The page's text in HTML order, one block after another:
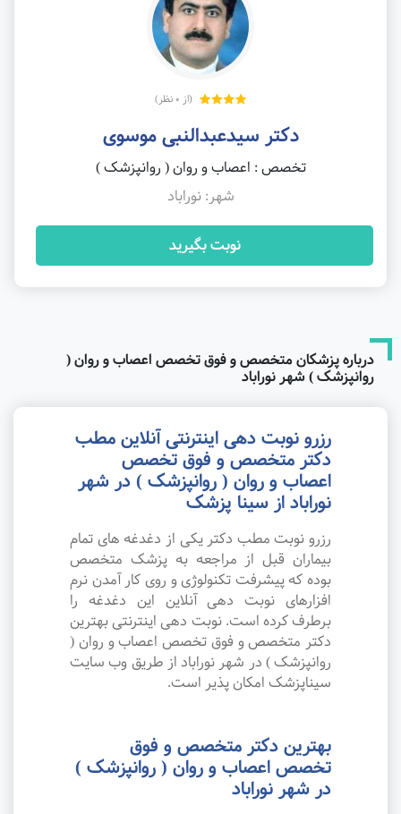
(از 0 نظر)
دکتر سیدعبدالنبی موسوی
تخصص : اعصاب و روان ( روانپزشک )
شهر: نوراباد
نوبت بگیرید
درباره پزشکان متخصص و فوق تخصص اعصاب و روان (
روانپزشک ) شهر نوراباد
رزرو نوبت دهی اینترنتی آنلاین مطب
دکتر متخصص و فوق تخصص
اعصاب و روان ( روانپزشک ) در شهر
نوراباد از سینا پزشک
رزرو نوبت مطب دکتر یکی از دغدغه های تمام
بیماران قبل از مراجعه به پزشک متخصص
بوده که پیشرفت تکنولوژی و روی کار آمدن نرم
افزارهای نوبت دهی آنلاین این دغدغه را
برطرف کرده است. نوبت دهی اینترنتی بهترین
دکتر متخصص و فوق تخصص اعصاب و روان (
روانپزشک ) در شهر نوراباد از طریق وب سایت
سیناپزشک امکان پذیر است.
بهترین دکتر متخصص و فوق
تخصص اعصاب و روان ( روانپزشک )
در شهر نوراباد